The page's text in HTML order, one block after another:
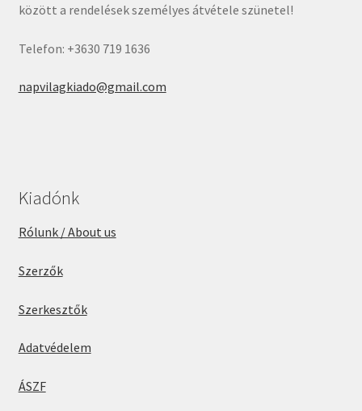
között a rendelések személyes átvétele szünetel!
Telefon: +3630 719 1636
napvilagkiado@gmail.com
Kiadónk
Rólunk / About us
Szerzők
Szerkesztők
Adatvédelem
ÁSZF